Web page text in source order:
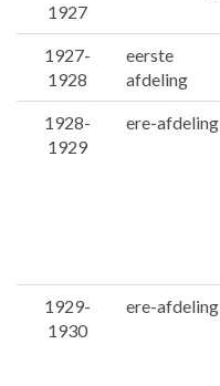
1927
1927-
1928
eerste
afdeling
1928-
1929
ere-afdeling
1929-
1930
ere-afdeling